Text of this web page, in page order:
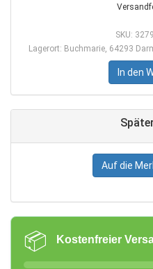
SKU:
Lagerort: Buchmarie, 64293
In den
Auf die
📦 Kostenfreier